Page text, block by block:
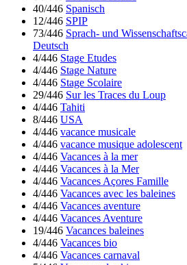
40/446 Spanisch
12/446 SPIP
73/446 Sprach- und
Deutsch
4/446 Stage Etudes
4/446 Stage Nature
4/446 Stage Scolaire
29/446 Sur les Traces du Loup
4/446 Tahiti
8/446 USA
4/446 vacance musicale
4/446 vacance musique adolescent
4/446 Vacances à la mer
4/446 Vacances à la Mer
4/446 Vacances Açores Famille
4/446 Vacances avec les baleines
4/446 Vacances aventure
4/446 Vacances Aventure
19/446 Vacances baleines
4/446 Vacances bio
4/446 Vacances carnaval